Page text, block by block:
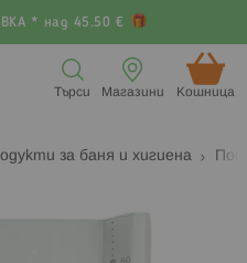
* над 45.50 €
Кошница (
Магазини
Търси
за баня и хигиена